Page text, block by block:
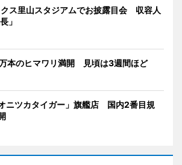
ス里山スタジアムでお披露目会 収容人
」
本のヒマワリ満開 見頃は3週間ほど
ニツカタイガー」旗艦店 国内2番目規